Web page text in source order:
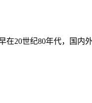
20世纪80年代，国